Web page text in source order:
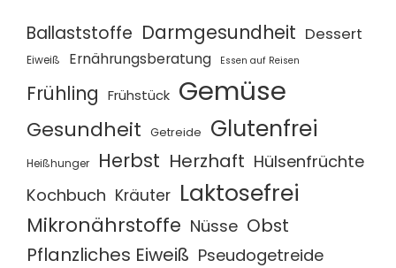
Ballaststoffe Darmgesundheit Dessert
Eiweiß Ernährungsberatung Essen auf Reisen
Frühling Frühstück Gemüse
Gesundheit Getreide Glutenfrei
Heißhunger Herbst Herzhaft Hülsenfrüchte
Kochbuch Kräuter Laktosefrei
Mikronährstoffe Nüsse Obst
Pflanzliches Eiweiß Pseudogetreide